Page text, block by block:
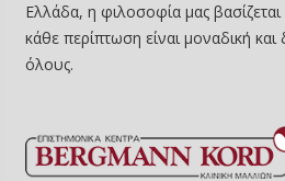
Ελλάδα, η φιλοσοφία μας
κάθε περίπτωση είναι μοναδική
όλους.